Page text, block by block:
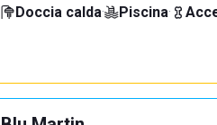
Doccia calda· Piscina·